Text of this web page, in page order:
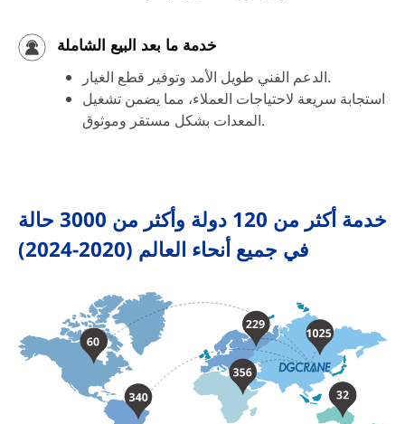
خدمة ما بعد البيع الشاملة
الدعم الفني طويل الأمد وتوفير قطع الغيار.
استجابة سريعة لاحتياجات العملاء، مما يضمن تشغيل
المعدات بشكل مستقر وموثوق.
خدمة أكثر من 120 دولة وأكثر من 3000 حالة
في جميع أنحاء العالم (2020-2024)